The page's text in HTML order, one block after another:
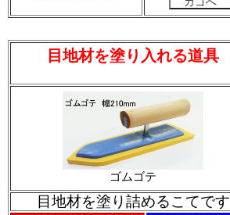
目地材を塗り入れる道具
ゴムゴテ
目地材を塗り詰めるこてです